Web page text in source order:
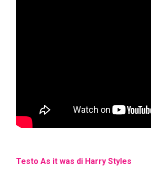
Testo As it was di Harry Styles